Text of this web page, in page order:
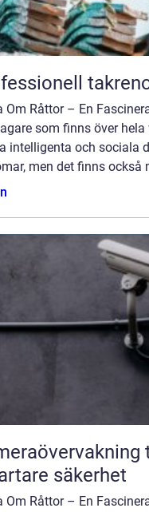
Om Råttor – En
som finns över
intelligenta och sociala
men det finns också
trygghet, ansvar och
säkerhet
Om Råttor – En